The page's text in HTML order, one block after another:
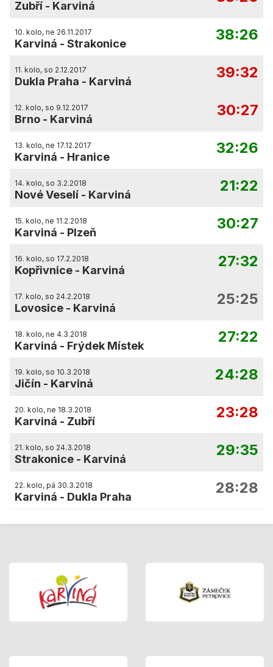
Zubří - Karviná
10. kolo, ne 26.11.2017
Karviná - Strakonice
38:26
11. kolo, so 2.12.2017
Dukla Praha - Karviná
39:32
12. kolo, so 9.12.2017
Brno - Karviná
30:27
13. kolo, ne 17.12.2017
Karviná - Hranice
32:26
14. kolo, so 3.2.2018
Nové Veselí - Karviná
21:22
15. kolo, ne 11.2.2018
Karviná - Plzeň
30:27
16. kolo, so 17.2.2018
Kopřivnice - Karviná
27:32
17. kolo, so 24.2.2018
Lovosice - Karviná
25:25
18. kolo, ne 4.3.2018
Karviná - Frýdek Místek
27:22
19. kolo, so 10.3.2018
Jičín - Karviná
24:28
20. kolo, ne 18.3.2018
Karviná - Zubří
23:28
21. kolo, so 24.3.2018
Strakonice - Karviná
29:35
22. kolo, pá 30.3.2018
Karviná - Dukla Praha
28:28